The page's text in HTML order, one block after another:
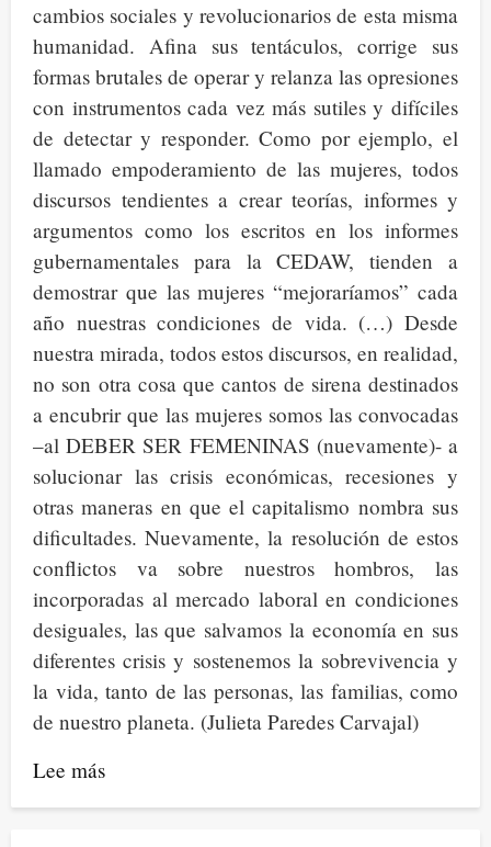
cambios sociales y revolucionarios de esta misma
humanidad. Afina sus tentáculos, corrige sus
formas brutales de operar y relanza las opresiones
con instrumentos cada vez más sutiles y difíciles
de detectar y responder. Como por ejemplo, el
llamado empoderamiento de las mujeres, todos
discursos tendientes a crear teorías, informes y
argumentos como los escritos en los informes
gubernamentales para la CEDAW, tienden a
demostrar que las mujeres “mejoraríamos” cada
año nuestras condiciones de vida. (…) Desde
nuestra mirada, todos estos discursos, en realidad,
no son otra cosa que cantos de sirena destinados
a encubrir que las mujeres somos las convocadas
–al DEBER SER FEMENINAS (nuevamente)- a
solucionar las crisis económicas, recesiones y
otras maneras en que el capitalismo nombra sus
dificultades. Nuevamente, la resolución de estos
conflictos va sobre nuestros hombros, las
incorporadas al mercado laboral en condiciones
desiguales, las que salvamos la economía en sus
diferentes crisis y sostenemos la sobrevivencia y
la vida, tanto de las personas, las familias, como
de nuestro planeta. (Julieta Paredes Carvajal)
Lee más
Más